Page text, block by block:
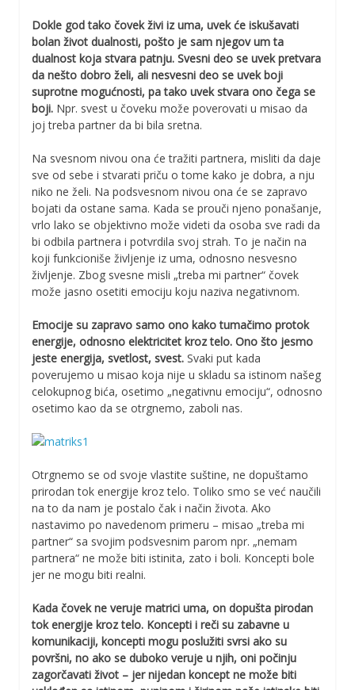
Dokle god tako čovek živi iz uma, uvek će iskušavati
bolan život dualnosti, pošto je sam njegov um ta
dualnost koja stvara patnju. Svesni deo se uvek pretvara
da nešto dobro želi, ali nesvesni deo se uvek boji
suprotne mogućnosti, pa tako uvek stvara ono čega se
boji. Npr. svest u čoveku može poverovati u misao da
joj treba partner da bi bila sretna.
Na svesnom nivou ona će tražiti partnera, misliti da daje
sve od sebe i stvarati priču o tome kako je dobra, a nju
niko ne želi. Na podsvesnom nivou ona će se zapravo
bojati da ostane sama. Kada se prouči njeno ponašanje,
vrlo lako se objektivno može videti da osoba sve radi da
bi odbila partnera i potvrdila svoj strah. To je način na
koji funkcioniše življenje iz uma, odnosno nesvesno
življenje. Zbog svesne misli „treba mi partner“ čovek
može jasno osetiti emociju koju naziva negativnom.
Emocije su zapravo samo ono kako tumačimo protok
energije, odnosno elektricitet kroz telo. Ono što jesmo
jeste energija, svetlost, svest. Svaki put kada
poverujemo u misao koja nije u skladu sa istinom našeg
celokupnog bića, osetimo „negativnu emociju“, odnosno
osetimo kao da se otrgnemo, zaboli nas.
Otrgnemo se od svoje vlastite suštine, ne dopuštamo
prirodan tok energije kroz telo. Toliko smo se već naučili
na to da nam je postalo čak i način života. Ako
nastavimo po navedenom primeru – misao „treba mi
partner“ sa svojim podsvesnim parom npr. „nemam
partnera“ ne može biti istinita, zato i boli. Koncepti bole
jer ne mogu biti realni.
Kada čovek ne veruje matrici uma, on dopušta pirodan
tok energije kroz telo. Koncepti i reči su zabavne u
komunikaciji, koncepti mogu poslužiti svrsi ako su
površni, no ako se duboko veruje u njih, oni počinju
zagorčavati život – jer nijedan koncept ne može biti